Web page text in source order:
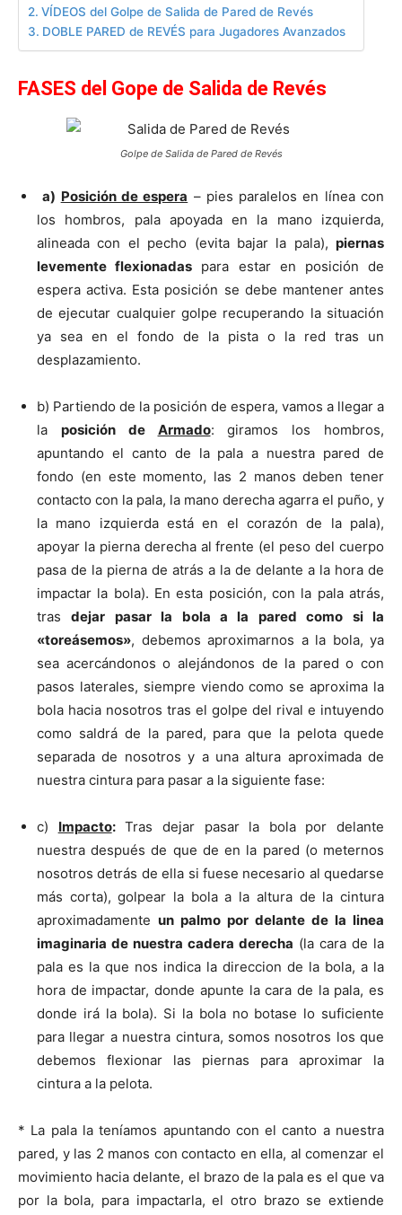
VÍDEOS del Golpe de Salida de Pared de Revés
DOBLE PARED de REVÉS para Jugadores Avanzados
FASES del Gope de Salida de Revés
Golpe de Salida de Pared de Revés
a) Posición de espera – pies paralelos en línea con
los hombros, pala apoyada en la mano izquierda,
alineada con el pecho (evita bajar la pala), piernas
levemente flexionadas para estar en posición de
espera activa. Esta posición se debe mantener antes
de ejecutar cualquier golpe recuperando la situación
ya sea en el fondo de la pista o la red tras un
desplazamiento.
b) Partiendo de la posición de espera, vamos a llegar a
la posición de Armado: giramos los hombros,
apuntando el canto de la pala a nuestra pared de
fondo (en este momento, las 2 manos deben tener
contacto con la pala, la mano derecha agarra el puño, y
la mano izquierda está en el corazón de la pala),
apoyar la pierna derecha al frente (el peso del cuerpo
pasa de la pierna de atrás a la de delante a la hora de
impactar la bola). En esta posición, con la pala atrás,
trasdejar pasar la bola a la pared como si la
«toreásemos», debemos aproximarnos a la bola, ya
sea acercándonos o alejándonos de la pared o con
pasos laterales, siempre viendo como se aproxima la
bola hacia nosotros tras el golpe del rival e intuyendo
como saldrá de la pared, para que la pelota quede
separada de nosotros y a una altura aproximada de
nuestra cintura para pasar a la siguiente fase:
c) Impacto:Tras dejar pasar la bola por delante
nuestra después de que de en la pared (o meternos
nosotros detrás de ella si fuese necesario al quedarse
más corta), golpear la bola a la altura de la cintura
aproximadamente un palmo por delante de la linea
imaginaria de nuestra cadera derecha (la cara de la
pala es la que nos indica la direccion de la bola, a la
hora de impactar, donde apunte la cara de la pala, es
donde irá la bola). Si la bola no botase lo suficiente
para llegar a nuestra cintura, somos nosotros los que
debemos flexionar las piernas para aproximar la
cintura a la pelota.
* La pala la teníamos apuntando con el canto a nuestra
pared, y las 2 manos con contacto en ella, al comenzar el
movimiento hacia delante, el brazo de la pala es el que va
por la bola, para impactarla, el otro brazo se extiende